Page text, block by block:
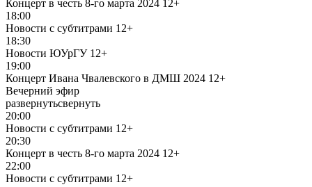
Концерт в честь 8-го марта 2024 12+
18:00
Новости с субтитрами 12+
18:30
Новости ЮУрГУ 12+
19:00
Концерт Ивана Чвалевского в ДМШ 2024 12+
Вечерний эфир
развернутьсвернуть
20:00
Новости с субтитрами 12+
20:30
Концерт в честь 8-го марта 2024 12+
22:00
Новости с субтитрами 12+